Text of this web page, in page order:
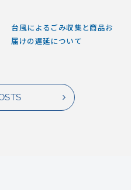
台風によるごみ収集と商品お
届けの遅延について